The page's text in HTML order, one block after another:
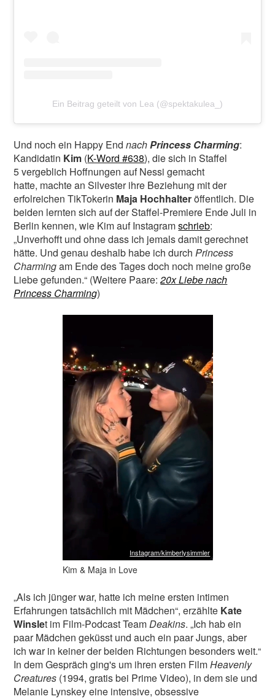
Ein Beitrag geteilt von Lea (@spektakulea_)
Und noch ein Happy EndnachPrincess Charming:
Kandidatin Kim (K-Word #638), die sich in Staffel
5 vergeblich Hoffnungen auf Nessi gemacht
hatte, machte an Silvester ihre Beziehung mit der
erfolreichen TikTokerin Maja Hochhalteröffentlich. Die
beiden lernten sich auf der Staffel-Premiere Ende Juli in
Berlin kennen, wie Kim auf Instagramschrieb:
„Unverhofft und ohne dass ich jemals damit gerechnet
hätte. Und genau deshalb habe ich durchPrincess
Charmingam Ende des Tages doch noch meine große
Liebe gefunden.“ (Weitere Paare:20x Liebe nach
Princess Charming)
Instagram/kimberlysimmler
Kim & Maja in Love
„Als ich jünger war, hatte ich meine ersten intimen
Erfahrungen tatsächlich mit Mädchen“, erzählte Kate
Winslet im Film-Podcast TeamDeakins. „Ich hab ein
paar Mädchen geküsst und auch ein paar Jungs, aber
ich war in keiner der beiden Richtungen besonders weit.“
In dem Gespräch ging's um ihren ersten FilmHeavenly
Creatures (1994, gratis bei Prime Video), in dem sie und
Melanie Lynskey eine intensive, obsessive